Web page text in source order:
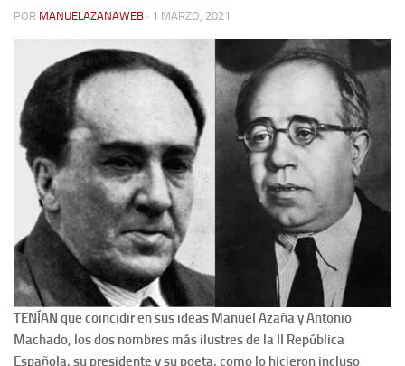
Contacto
Memoria Histórica
Investigación previa de la represión en Talavera de la Reina (1937-
1947).
Informe Represión en Toledo 1936-1947 | Buscador
Informe de la fosa de abril de 1939 de Tembleque
Enciclopedia Republicana
Militantes históricos IR
Personajes republicanos
Izquierda Republicana. Agrupaciones y Militantes (1934-1939)
Izquierda Republicana. Navarra
POR MANUELAZANAWEB · 1 MARZO, 2021
TENÍAN que coincidir en sus ideas Manuel Azaña y Antonio
Machado, los dos nombres más ilustres de la II República
Española, su presidente y su poeta, como lo hicieron incluso